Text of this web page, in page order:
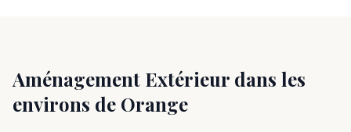
Aménagement Extérieur dans les
environs de Orange